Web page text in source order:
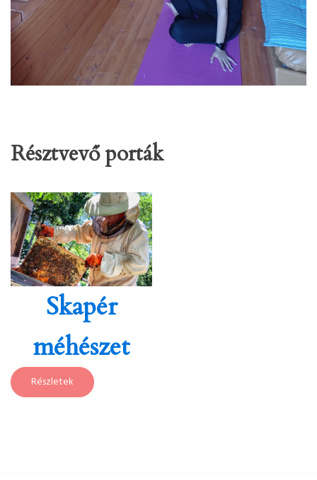
Résztvevő porták
Skapér
méhészet
Részletek